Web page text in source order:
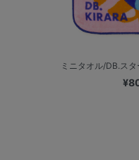
ミニタオル/DB.ス